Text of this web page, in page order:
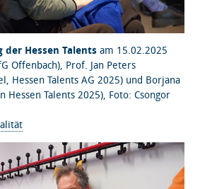
der Hessen Talents am 15.02.2025
Offenbach), Prof. Jan Peters
Hessen Talents AG 2025) und Borjana
Hessen Talents 2025), Foto: Csongor